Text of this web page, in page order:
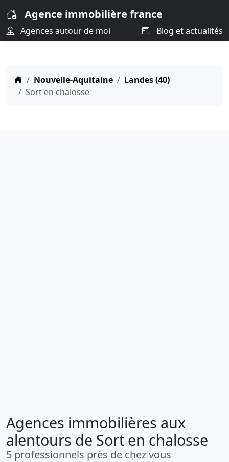
Agence immobilière france
Agences autour de moi Blog et actualités
Nouvelle-Aquitaine
Landes (40)
Sort en chalosse
Agences immobilières aux
alentours de Sort en chalosse
5 professionnels près de chez vous